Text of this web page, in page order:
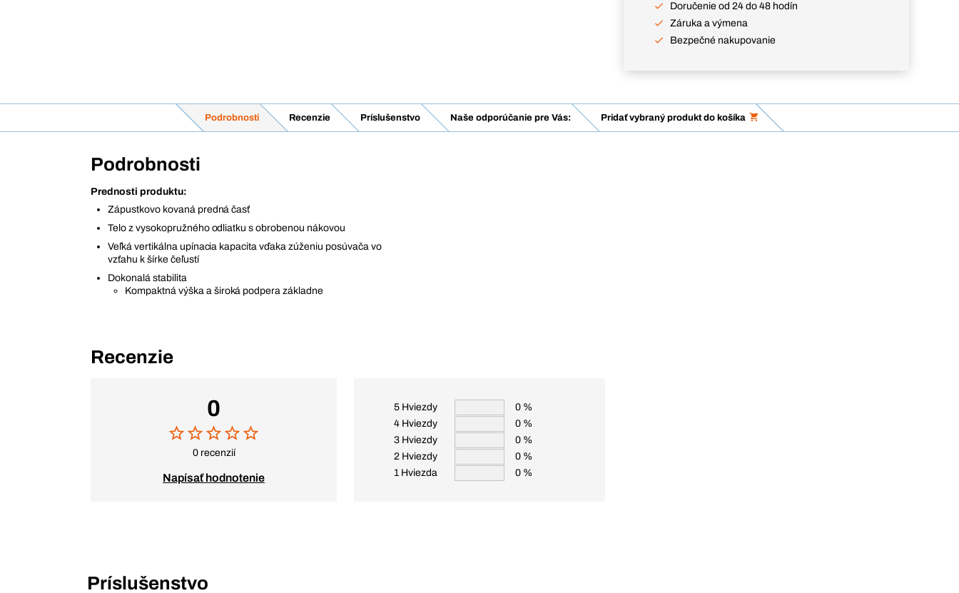
Doručenie od 24 do 48 hodín
Záruka a výmena
Bezpečné nakupovanie
Podrobnosti Recenzie Príslušenstvo Naše odporúčanie pre Vás: Pridať vybraný produkt do košíka
Podrobnosti
Prednosti produktu:
Zápustkovo kovaná predná časť
Telo z vysokopružného odliatku s obrobenou nákovou
Veľká vertikálna upínacia kapacita vďaka zúženiu posúvača vo
vzťahu k šírke čeľustí
Dokonalá stabilita
Kompaktná výška a široká podpera základne
Recenzie
0
0 recenzií
Napísať hodnotenie
5 Hviezdy
0 %
4 Hviezdy
0 %
3 Hviezdy
0 %
2 Hviezdy
0 %
1 Hviezda
0 %
Príslušenstvo